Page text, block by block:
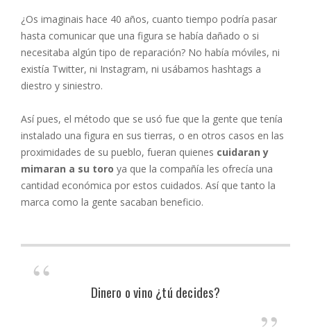
¿Os imaginais hace 40 años, cuanto tiempo podría pasar
hasta comunicar que una figura se había dañado o si
necesitaba algún tipo de reparación? No había móviles, ni
existía Twitter, ni Instagram, ni usábamos hashtags a
diestro y siniestro.
Así pues, el método que se usó fue que la gente que tenía
instalado una figura en sus tierras, o en otros casos en las
proximidades de su pueblo, fueran quienes cuidaran y
mimaran a su toro ya que la compañía les ofrecía una
cantidad económica por estos cuidados. Así que tanto la
marca como la gente sacaban beneficio.
Dinero o vino ¿tú decides?